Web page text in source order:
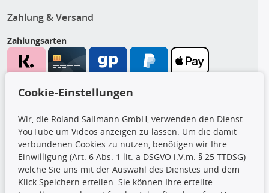
Zahlung & Versand
Zahlungsarten
CARAT Gruppe
Cookie-Einstellungen
Wir, die Roland Sallmann GmbH, verwenden den Dienst
YouTube um Videos anzeigen zu lassen. Um die damit
verbundenen Cookies zu nutzen, benötigen wir Ihre
Einwilligung (Art. 6 Abs. 1 lit. a DSGVO i.V.m. § 25 TTDSG)
welche Sie uns mit der Auswahl des Dienstes und dem
Klick Speichern erteilen. Sie können Ihre erteilte